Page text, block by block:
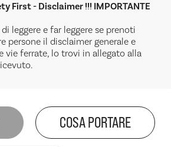
First - Disclaimer !!! IMPORTANTE
leggere e far leggere se prenoti
persone il disclaimer generale e
vie ferrate, lo trovi in allegato alla
COSA PORTARE